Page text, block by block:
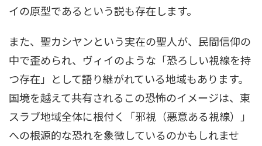
イの原型であるという説も存在します。
また、聖カシヤンという実在の聖人が、民間信仰の
中で歪められ、ヴィイのような「恐ろしい視線を持
つ存在」として語り継がれている地域もあります。
国境を越えて共有されるこの恐怖のイメージは、東
スラブ地域全体に根付く「邪視（悪意ある視線）」
への根源的な恐れを象徴しているのかもしれませ